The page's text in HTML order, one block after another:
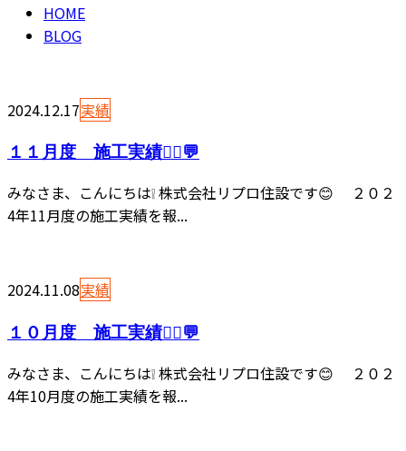
HOME
BLOG
2024.12.17実績
１１月度 施工実績👷‍♂️💬
みなさま、こんにちは❕ 株式会社リプロ住設です😊 ２０２
4年11月度の施工実績を報...
2024.11.08実績
１０月度 施工実績👷‍♂️💬
みなさま、こんにちは❕ 株式会社リプロ住設です😊 ２０２
4年10月度の施工実績を報...